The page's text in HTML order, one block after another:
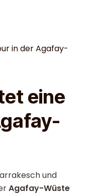
in der Agafay-
eine
und
Agafay-Wüste